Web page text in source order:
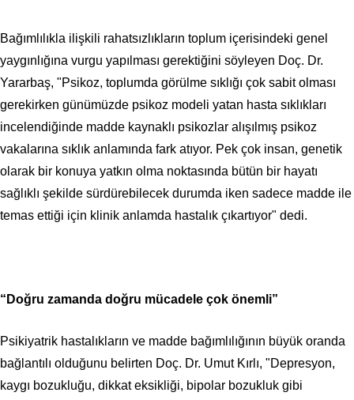
Bağımlılıkla ilişkili rahatsızlıkların toplum içerisindeki genel
yaygınlığına vurgu yapılması gerektiğini söyleyen Doç. Dr.
Yararbaş, "Psikoz, toplumda görülme sıklığı çok sabit olması
gerekirken günümüzde psikoz modeli yatan hasta sıklıkları
incelendiğinde madde kaynaklı psikozlar alışılmış psikoz
vakalarına sıklık anlamında fark atıyor. Pek çok insan, genetik
olarak bir konuya yatkın olma noktasında bütün bir hayatı
sağlıklı şekilde sürdürebilecek durumda iken sadece madde ile
temas ettiği için klinik anlamda hastalık çıkartıyor" dedi.
“Doğru zamanda doğru mücadele çok önemli”
Psikiyatrik hastalıkların ve madde bağımlılığının büyük oranda
bağlantılı olduğunu belirten Doç. Dr. Umut Kırlı, "Depresyon,
kaygı bozukluğu, dikkat eksikliği, bipolar bozukluk gibi